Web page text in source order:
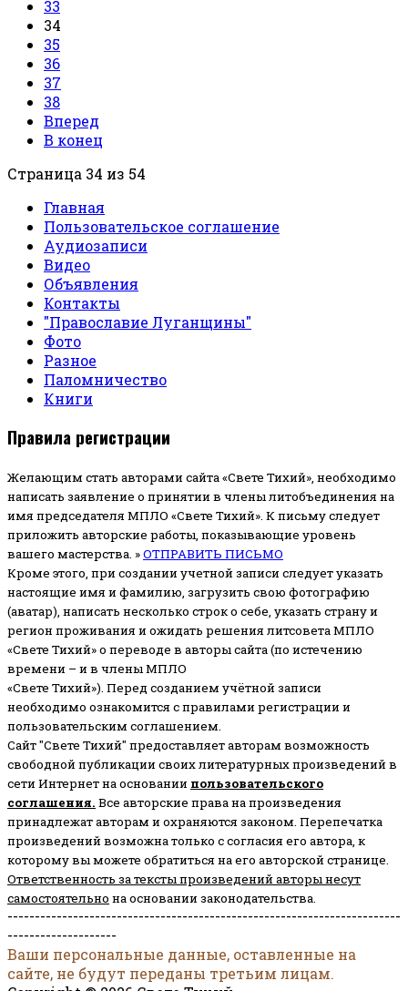
33
34
35
36
37
38
Вперед
В конец
Страница 34 из 54
Главная
Пользовательское соглашение
Аудиозаписи
Видео
Объявления
Контакты
"Православие Луганщины"
Фото
Разное
Паломничество
Книги
Правила регистрации
Желающим стать авторами сайта «Свете Тихий», необходимо
написать заявление о принятии в члены литобъединения на
имя председателя МПЛО «Свете Тихий». К письму следует
приложить авторские работы, показывающие уровень
вашего мастерства. »ОТПРАВИТЬ ПИСЬМО
Кроме этого, при создании учетной записи следует указать
настоящие имя и фамилию, загрузить свою фотографию
(аватар), написать несколько строк о себе, указать страну и
регион проживания и ожидать решения литсовета МПЛО
«Свете Тихий» о переводе в авторы сайта (по истечению
времени – и в члены МПЛО
«Свете Тихий»). Перед созданием учётной записи
необходимо ознакомится с правилами регистрации и
пользовательским соглашением.
Сайт "Свете Тихий" предоставляет авторам возможность
свободной публикации своих литературных произведений в
сети Интернет на основании пользовательского
соглашения. Все авторские права на произведения
принадлежат авторам и охраняются законом. Перепечатка
произведений возможна только с согласия его автора, к
которому вы можете обратиться на его авторской странице.
Ответственность за тексты произведений авторы несут
самостоятельно на основании законодательства.
------------------------------------------------------------------------
--------------------
Ваши персональные данные, оставленные на
сайте, не будут переданы третьим лицам.